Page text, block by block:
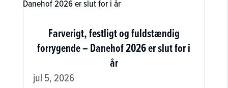
Farverigt, festligt og fuldstændig
forrygende – Danehof 2026 er slut for i
år
jul 5, 2026